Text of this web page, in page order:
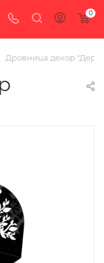
0
Дровница декор